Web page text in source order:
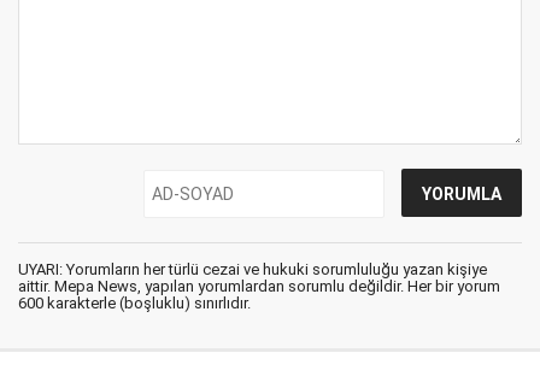
UYARI: Yorumların her türlü cezai ve hukuki sorumluluğu yazan kişiye
aittir. Mepa News, yapılan yorumlardan sorumlu değildir. Her bir yorum
600 karakterle (boşluklu) sınırlıdır.